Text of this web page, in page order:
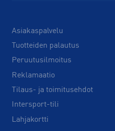
Asiakaspalvelu
Tuotteiden palautus
Peruutusilmoitus
Reklamaatio
Tilaus- ja toimitusehdot
Intersport-tili
Lahjakortti